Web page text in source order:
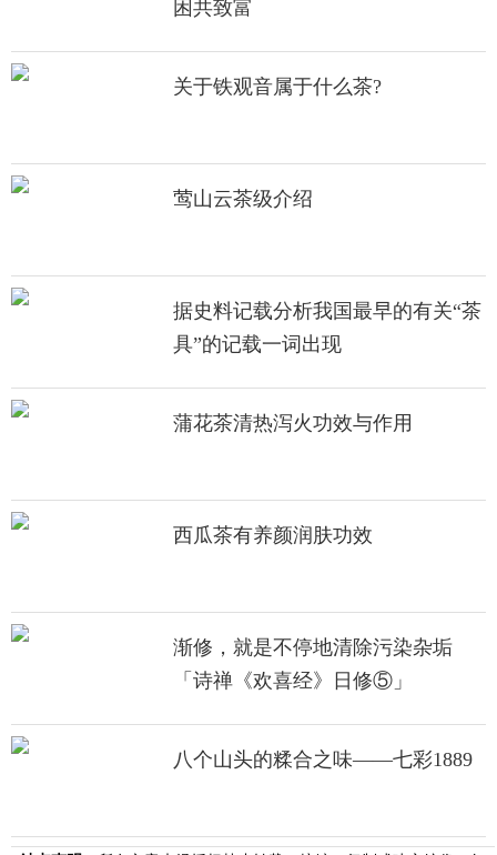
困共致富
关于铁观音属于什么茶?
莺山云茶级介绍
据史料记载分析我国最早的有关“茶
具”的记载一词出现
蒲花茶清热泻火功效与作用
西瓜茶有养颜润肤功效
渐修，就是不停地清除污染杂垢
「诗禅《欢喜经》日修⑤」
八个山头的糅合之味——七彩1889